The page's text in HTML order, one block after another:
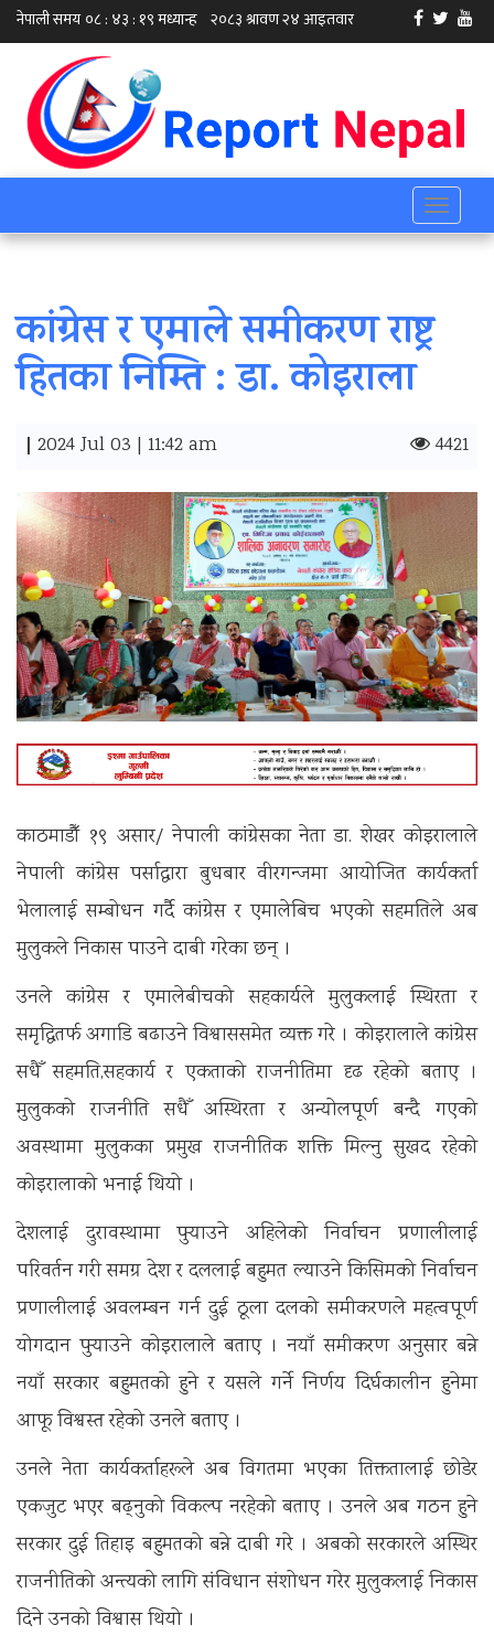
Toggle
कांग्रेस र एमाले समीकरण राष्ट्र
हितका निम्ति : डा. कोइराला
| 2024 Jul 03 | 11:42 am 4421
काठमाडौँ १९ असार/ नेपाली कांग्रेसका नेता डा. शेखर कोइरालाले
नेपाली कांग्रेस पर्साद्वारा बुधबार वीरगन्जमा आयोजित कार्यकर्ता
भेलालाई सम्बोधन गर्दै कांग्रेस र एमालेबिच भएको सहमतिले अब
मुलुकले निकास पाउने दाबी गरेका छन् ।
उनले कांग्रेस र एमालेबीचको सहकार्यले मुलुकलाई स्थिरता र
समृद्धितर्फ अगाडि बढाउने विश्वाससमेत व्यक्त गरे । कोइरालाले कांग्रेस
सधैँ सहमति,सहकार्य र एकताको राजनीतिमा दृढ रहेको बताए ।
मुलुकको राजनीति सधैँ अस्थिरता र अन्योलपूर्ण बन्दै गएको
अवस्थामा मुलुकका प्रमुख राजनीतिक शक्ति मिल्नु सुखद रहेको
कोइरालाको भनाई थियो ।
देशलाई दुरावस्थामा पुर्‍याउने अहिलेको निर्वाचन प्रणालीलाई
परिवर्तन गरी समग्र देश र दललाई बहुमत ल्याउने किसिमको निर्वाचन
प्रणालीलाई अवलम्बन गर्न दुई ठूला दलको समीकरणले महत्वपूर्ण
योगदान पुर्‍याउने कोइरालाले बताए । नयाँ समीकरण अनुसार बन्ने
नयाँ सरकार बहुमतको हुने र यसले गर्ने निर्णय दिर्घकालीन हुनेमा
आफू विश्वस्त रहेको उनले बताए ।
उनले नेता कार्यकर्ताहरूले अब विगतमा भएका तिक्ततालाई छोडेर
एकजुट भएर बढ्नुको विकल्प नरहेको बताए । उनले अब गठन हुने
सरकार दुई तिहाइ बहुमतको बन्ने दाबी गरे । अबको सरकारले अस्थिर
राजनीतिको अन्त्यको लागि संविधान संशोधन गरेर मुलुकलाई निकास
दिने उनको विश्वास थियो ।